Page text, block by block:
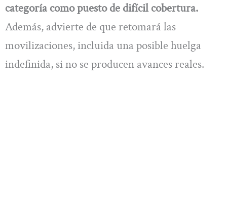
categoría como puesto de difícil cobertura.
Además, advierte de que retomará las
movilizaciones, incluida una posible huelga
indefinida, si no se producen avances reales.